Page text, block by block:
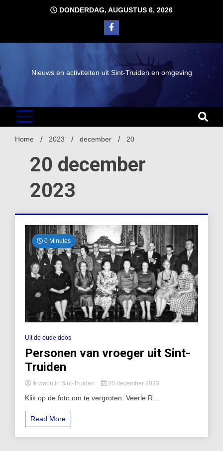
DONDERDAG, AUGUSTUS 6, 2026
Nieuws en activiteiten uit Sint-Truiden en omgeving
Home 2023 december 20
20 december
2023
0 Minutes
Uit de oude doos
Personen van vroeger uit Sint-
Truiden
Ik woon in Sint-Truiden 20 december 2023
Klik op de foto om te vergroten. Veerle R...
Read More